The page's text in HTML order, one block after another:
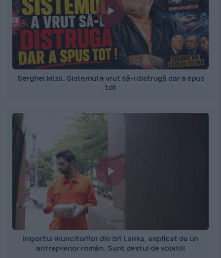
Serghei Mizil. Sistemul a vrut să-l distrugă dar a spus
tot
Importul muncitorilor din Sri Lanka, explicat de un
antreprenor român. Sunt destul de volatili